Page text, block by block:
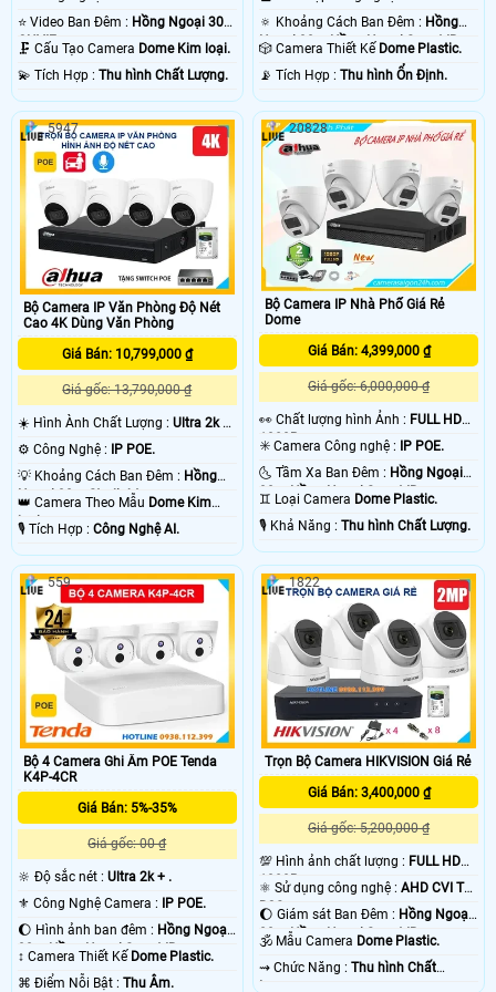
⭐ Video Ban Đêm : Hồng Ngoại 30m
ONVIF.
🗜️ Cấu Tạo Camera Dome Kim loại.
️💫 Tích Hợp : Thu hình Chất Lượng.
🔅 Khoảng Cách Ban Đêm : Hồng
Ngoại 30m Hồng Ngoại Smart IR.
🎲 Camera Thiết Kế Dome Plastic.
️📡 Tích Hợp :Thu hình Ổn Định.
Bộ Camera IP Văn Phòng Độ Nét
Cao 4K Dùng Văn Phòng
Giá Bán: 10,799,000 ₫
Giá gốc: 13,790,000 ₫
☀️ Hình Ành Chất Lượng : Ultra 2k +
.
⚙ Công Nghệ : IP POE.
💡 Khoảng Cách Ban Đêm : Hồng
Ngoại 30m Starlight.
👑 Camera Theo Mẫu Dome Kim
loại.
️🎙 Tích Hợp : Công Nghệ AI.
5947
Bộ Camera IP Nhà Phố Giá Rẻ
Dome
Giá Bán: 4,399,000 ₫
Giá gốc: 6,000,000 ₫
️👀 Chất lượng hình Ảnh : FULL HD
1080P .
✳️ Camera Công nghệ : IP POE.
🌜 Tầm Xa Ban Đêm : Hồng Ngoại
30m Hồng Ngoại Smart IR.
♊ Loại Camera Dome Plastic.
️🎙 Khả Năng :Thu hình Chất Lượng.
20828
Bộ 4 Camera Ghi Âm POE Tenda
K4P-4CR
Giá Bán: 5%-35%
Giá gốc: 00 ₫
🔆 Độ sắc nét : Ultra 2k + .
⚜️ Công Nghệ Camera :
IP POE.
🌔 Hình ảnh ban đêm : Hồng Ngoại
30m Hồng Ngoại Smart IR.
↕️ Camera Thiết Kế Dome Plastic.
️⌘ Điểm Nỗi Bật : Thu Âm.
559
Trọn Bộ Camera HIKVISION Giá Rẻ
Giá Bán: 3,400,000 ₫
Giá gốc: 5,200,000 ₫
💯 Hình ảnh chất lượng : FULL HD
1080P .
⚛️ Sử dụng công nghệ :AHD CVI TVI
BCS.
🌔 Giám sát Ban Đêm : Hồng Ngoại
20m Hồng Ngoại Smart IR.
🕉️ Mẫu Camera Dome Plastic.
️⇝ Chức Năng :Thu hình Chất
1822